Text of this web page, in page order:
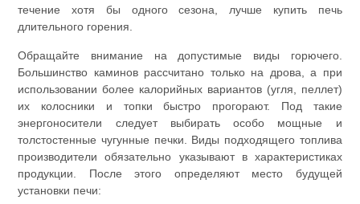
течение хотя бы одного сезона, лучше купить печь
длительного горения.
Обращайте внимание на допустимые виды горючего.
Большинство каминов рассчитано только на дрова, а при
использовании более калорийных вариантов (угля, пеллет)
их колосники и топки быстро прогорают. Под такие
энергоносители следует выбирать особо мощные и
толстостенные чугунные печки. Виды подходящего топлива
производители обязательно указывают в характеристиках
продукции. После этого определяют место будущей
установки печи: